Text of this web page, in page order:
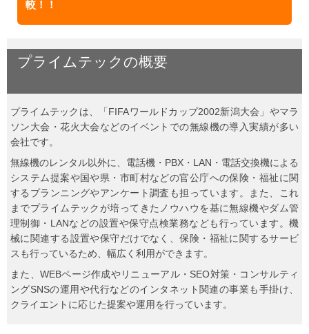
較！！
プライムテック の概要
プライムテックは、「FIFAワールドカップ2002新潟大会」やマラ
ソン大会・花火大会などのイベントでの無線機の導入実績が多い
会社です。
無線機のレンタル以外に、電話機・PBX・LAN・電話交換機による
システム提案や国や県・市町村などの官公庁への保険・福祉に関
するプランニングやアンケート調査も担っています。また、これ
までプライムテックが培ってきたノウハウを基に無線機やダム管
理制御・LANなどの設置や保守点検業務なども行っています。機
械に関連する設置や保守だけでなく、保険・福祉に関するサービ
スも行っているため、幅広く利用ができます。
また、WEBページ作成やリニューアル・SEO対策・コンサルティ
ングSNSの運用や代行などのインタネット関連の事業も手掛け、
クライエントに応じた提案や運用を行っています。